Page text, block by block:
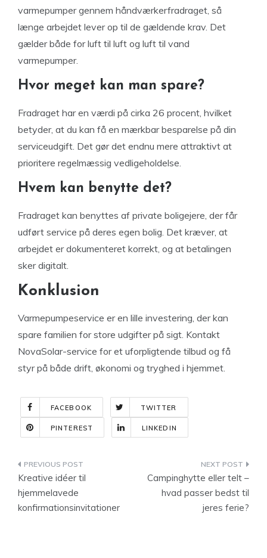
varmepumper gennem håndværkerfradraget, så
længe arbejdet lever op til de gældende krav. Det
gælder både for luft til luft og luft til vand
varmepumper.
Hvor meget kan man spare?
Fradraget har en værdi på cirka 26 procent, hvilket
betyder, at du kan få en mærkbar besparelse på din
serviceudgift. Det gør det endnu mere attraktivt at
prioritere regelmæssig vedligeholdelse.
Hvem kan benytte det?
Fradraget kan benyttes af private boligejere, der får
udført service på deres egen bolig. Det kræver, at
arbejdet er dokumenteret korrekt, og at betalingen
sker digitalt.
Konklusion
Varmepumpeservice er en lille investering, der kan
spare familien for store udgifter på sigt. Kontakt
NovaSolar-service for et uforpligtende tilbud og få
styr på både drift, økonomi og tryghed i hjemmet.
FACEBOOK TWITTER
PINTEREST LINKEDIN
Indlægsnavigation
Kreative idéer til
hjemmelavede
konfirmationsinvitationer
Campinghytte eller telt –
hvad passer bedst til
jeres ferie?